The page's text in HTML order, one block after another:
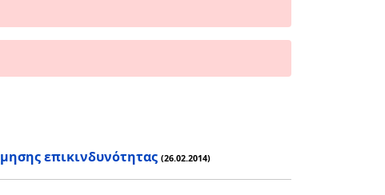
επικινδυνότητας (26.02.2014)